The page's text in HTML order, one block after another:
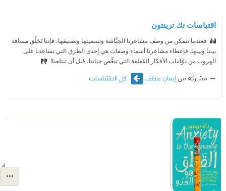
اقتباسات نك ترينتون
فعندما نتمكن من وصف مشاعرنا الجيَّاشة وتسميتها وتصنيفها، فإننا نَخلُق مسافة
بيننا وبينها. فإعطاء مشاعرنا أسماء وصفات هي إحدى الطرق التي تساعدنا على
الهروب من دوَّامات الأفكار المُقلقة التي تنغِّص حياتنا، قبل أن تبتلعنا!
مشاركة من إيمان عاطف كل الاقتباسات